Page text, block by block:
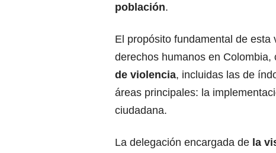
población.
El propósito fundamental de
derechos humanos en Colombia,
de violencia, incluidas las de
áreas principales: la
ciudadana.
La delegación encargada de la